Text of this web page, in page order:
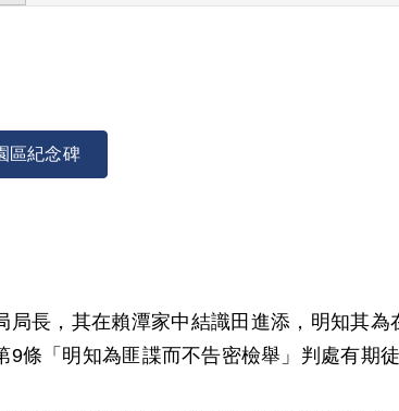
區紀念碑
長，其在賴潭家中結識田進添，明知其
條「明知為匪諜而不告密檢舉」判處有期